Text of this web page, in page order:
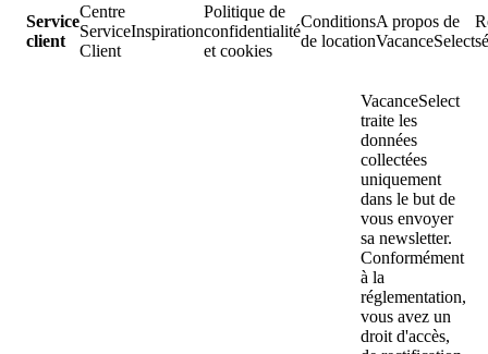
Service
client
Centre
Service
Client
Inspiration
Politique de
confidentialité
et cookies
Conditions
de location
A propos de
VacanceSelect
VacanceSelect
traite les
données
collectées
uniquement
dans le but de
vous envoyer
sa newsletter.
Conformément
à la
réglementation,
vous avez un
droit d'accès,